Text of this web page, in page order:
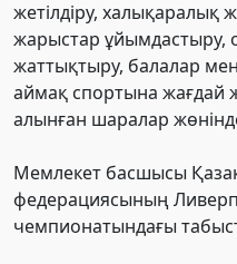
жетілдіру, халықаралық
жарыстар ұйымдастыру,
жаттықтыру, балалар
аймақ спортына жағдай
алынған шаралар
Мемлекет басшысы
федерациясының
чемпионатындағы